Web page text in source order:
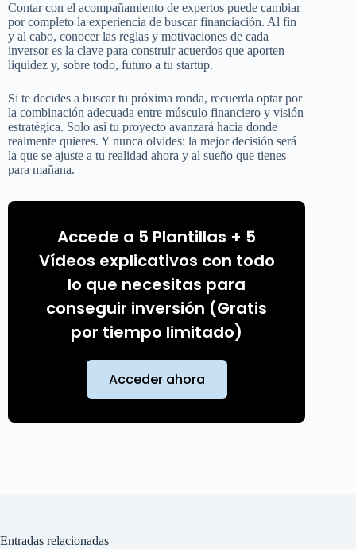
Contar con el acompañamiento de expertos puede cambiar
por completo la experiencia de buscar financiación. Al fin
y al cabo, conocer las reglas y motivaciones de cada
inversor es la clave para construir acuerdos que aporten
liquidez y, sobre todo, futuro a tu startup.
Si te decides a buscar tu próxima ronda, recuerda optar por
la combinación adecuada entre músculo financiero y visión
estratégica. Solo así tu proyecto avanzará hacia donde
realmente quieres. Y nunca olvides: la mejor decisión será
la que se ajuste a tu realidad ahora y al sueño que tienes
para mañana.
Accede a 5 Plantillas + 5
Vídeos explicativos con todo
lo que necesitas para
conseguir inversión (Gratis
por tiempo limitado)
Acceder ahora
Entradas relacionadas